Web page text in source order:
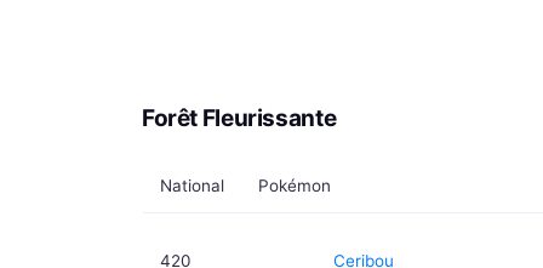
Forêt Fleurissante
National Pokémon
420 Ceribou